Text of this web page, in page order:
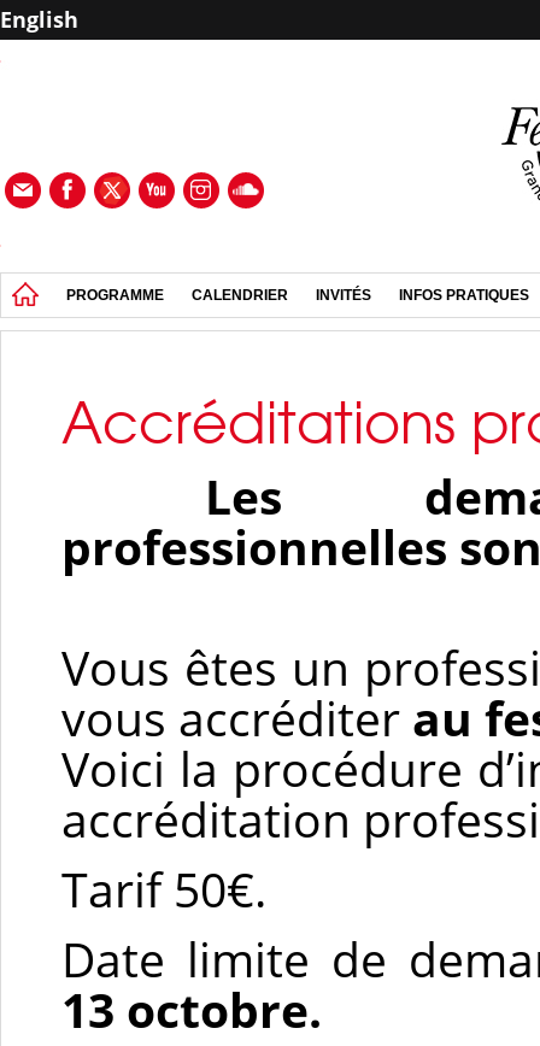
English
PROGRAMME CALENDRIER INVITÉS INFOS PRATIQUES
Accréditations
Les
professionnelles
Vous êtes un
vous accréditer au
Voici la procédure
accréditation
Tarif 50€.
Date limite de
13 octobre.